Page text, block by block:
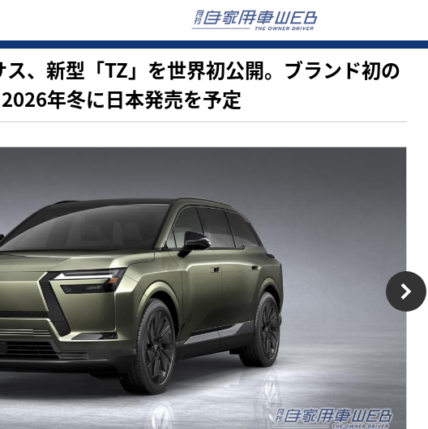
、新型「TZ」を世界初公開。ブランド初の
年冬に日本発売を予定